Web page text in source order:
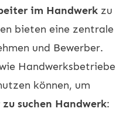
im Handwerk zu
bieten eine zentrale
und Bewerber.
Handwerksbetriebe
können, um
suchen Handwerk: